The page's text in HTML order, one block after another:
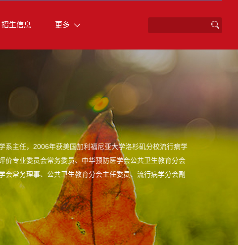
招生信息 更多
系主任，2006年获美国加利福尼亚大学洛杉矶分校流行病学
专业委员会常务委员、中华预防医学会公共卫生教育分会
常务理事、公共卫生教育分会主任委员、流行病学分会副